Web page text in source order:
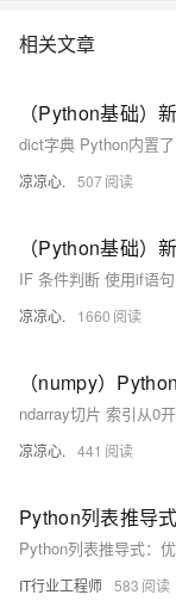
相关文章
凉凉心. 507
凉凉心. 1660
凉凉心. 441
Python列表推导
Python列表推导式：
IT行业工程师 583